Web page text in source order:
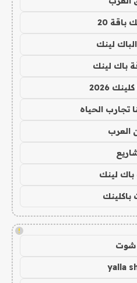
باقة 20
لينك
باك لينك
2026
تجارب الحياه
العرب
باك لينك
باكلينك
!
شوت
yalla